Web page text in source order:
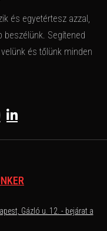
és egyetértesz azzal,
beszélünk. Segítened
és tőlünk minden
Gázló u. 12. - bejárat a